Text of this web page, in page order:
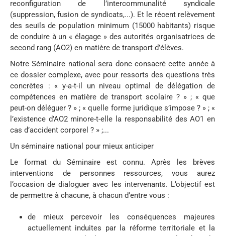
reconfiguration de l’intercommunalité syndicale
(suppression, fusion de syndicats,...). Et le récent relèvement
des seuils de population minimum (15000 habitants) risque
de conduire à un « élagage » des autorités organisatrices de
second rang (AO2) en matière de transport d’élèves.
Notre Séminaire national sera donc consacré cette année à
ce dossier complexe, avec pour ressorts des questions très
concrètes : « y-a-t-il un niveau optimal de délégation de
compétences en matière de transport scolaire ? » ; « que
peut-on déléguer ? » ; « quelle forme juridique s’impose ? » ; «
l’existence d’AO2 minore-t-elle la responsabilité des AO1 en
cas d’accident corporel ? » ;...
Un séminaire national pour mieux anticiper
Le format du Séminaire est connu. Après les brèves
interventions de personnes ressources, vous aurez
l’occasion de dialoguer avec les intervenants. L’objectif est
de permettre à chacune, à chacun d’entre vous :
de mieux percevoir les conséquences majeures
actuellement induites par la réforme territoriale et la